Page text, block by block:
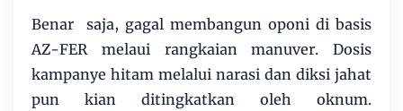
Benar saja, gagal membangun oponi di basis
AZ-FER melaui rangkaian manuver. Dosis
kampanye hitam melalui narasi dan diksi jahat
pun kian ditingkatkan oleh oknum.